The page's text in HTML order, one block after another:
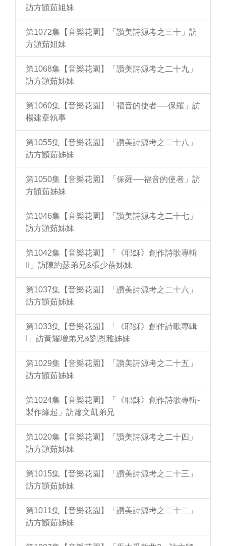
訪方顗茹姐妹
第1072集【音樂花園】「讚美詩源考之三十」訪
方顗茹姐妹
第1068集【音樂花園】「讚美詩源考之二十九」
訪方顗茹姊妹
第1060集【音樂花園】「福音的使者──保羅」訪
楊建章執事
第1055集【音樂花園】「讚美詩源考之二十八」
訪方顗茹姊妹
第1050集【音樂花園】「保羅──福音的使者」訪
方顗茹姊妹
第1046集【音樂花園】「讚美詩源考之二十七」
訪方顗茹姊妹
第1042集【音樂花園】「《耶穌》創作詩歌專輯
II」訪陳約瑟弟兄&張少蓓姊妹
第1037集【音樂花園】「讚美詩源考之二十六」
訪方顗茹姊妹
第1033集【音樂花園】「《耶穌》創作詩歌專輯
I」訪黃耀增弟兄&劉恩雅姊妹
第1029集【音樂花園】「讚美詩源考之二十五」
訪方顗茹姊妹
第1024集【音樂花園】「《耶穌》創作詩歌專輯-
製作緣起」訪蕭文凱弟兄
第1020集【音樂花園】「讚美詩源考之二十四」
訪方顗茹姊妹
第1015集【音樂花園】「讚美詩源考之二十三」
訪方顗茹姊妹
第1011集【音樂花園】「讚美詩源考之二十二」
訪方顗茹姊妹